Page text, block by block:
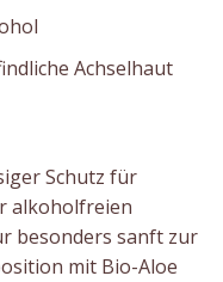
Achselhaut
Schutz für
alkoholfreien
besonders sanft zur
mit Bio-Aloe